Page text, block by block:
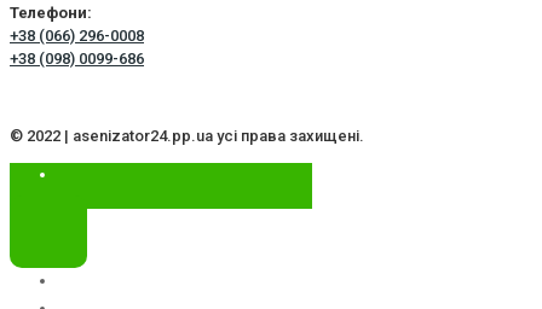
Телефони:
+38 (066) 296-0008
+38 (098) 0099-686
© 2022 | asenizator24.pp.ua усі права захищені.